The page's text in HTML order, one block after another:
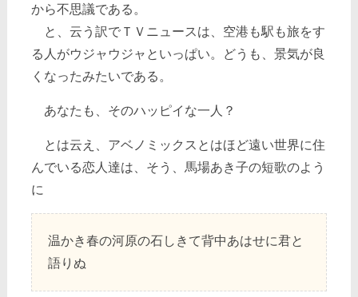
から不思議である。
と、云う訳でＴＶニュースは、空港も駅も旅をす
る人がウジャウジャといっぱい。どうも、景気が良
くなったみたいである。
あなたも、そのハッピイな一人？
とは云え、アベノミックスとはほど遠い世界に住
んでいる恋人達は、そう、馬場あき子の短歌のよう
に
温かき春の河原の石しきて背中あはせに君と
語りぬ